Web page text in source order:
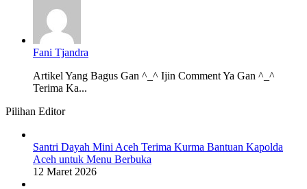
Fani Tjandra
Artikel Yang Bagus Gan ^_^ Ijin Comment Ya Gan ^_^
Terima Ka...
Pilihan Editor
Santri Dayah Mini Aceh Terima Kurma Bantuan Kapolda
Aceh untuk Menu Berbuka
12 Maret 2026